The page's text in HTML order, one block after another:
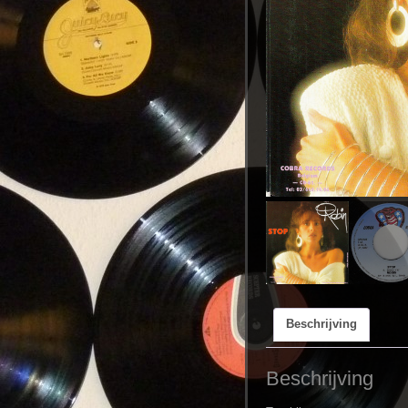
Beschrijving
Beschrijving